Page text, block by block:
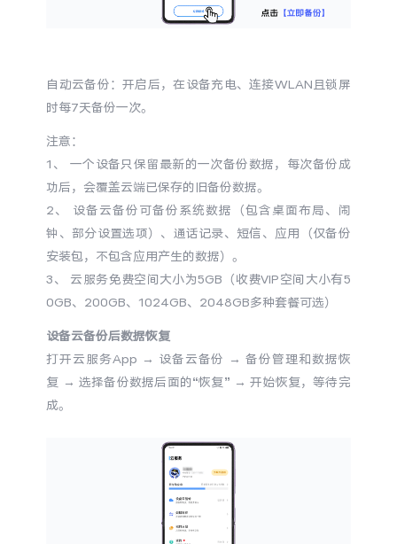
X Fold5 X200 Ultra
全部X机型
S30
S20 Pro
全部S机型 对比S机型
Y50 5G Y50m 5G
全部Y机型 对比Y机型
iQOO Neo11 iQOO 15
iQOO Pad6 Pro iQOO TWS 5e
vivo WATCH GT 2
全部智能硬件
自动云备份：开启后，在设备充电、连接WLAN且锁屏
时每7天备份一次。
注意：
1、 一个设备只保留最新的一次备份数据，每次备份成
功后，会覆盖云端已保存的旧备份数据。
2、 设备云备份可备份系统数据（包含桌面布局、闹
钟、部分设置选项）、通话记录、短信、应用（仅备份
安装包，不包含应用产生的数据）。
3、 云服务免费空间大小为5GB（收费VIP空间大小有5
0GB、200GB、1024GB、2048GB多种套餐可选）
设备云备份后数据恢复
打开云服务App → 设备云备份 →备份管理和数据恢
复 →选择备份数据后面的“恢复” →开始恢复，等待完
成。